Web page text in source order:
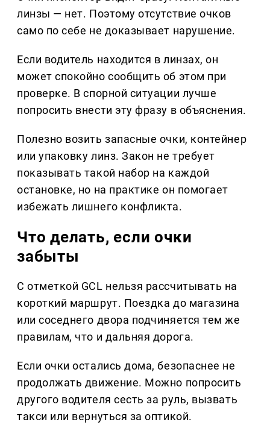
линзы — нет. Поэтому отсутствие очков
само по себе не доказывает нарушение.
Если водитель находится в линзах, он
может спокойно сообщить об этом при
проверке. В спорной ситуации лучше
попросить внести эту фразу в объяснения.
Полезно возить запасные очки, контейнер
или упаковку линз. Закон не требует
показывать такой набор на каждой
остановке, но на практике он помогает
избежать лишнего конфликта.
Что делать, если очки
забыты
С отметкой GCL нельзя рассчитывать на
короткий маршрут. Поездка до магазина
или соседнего двора подчиняется тем же
правилам, что и дальняя дорога.
Если очки остались дома, безопаснее не
продолжать движение. Можно попросить
другого водителя сесть за руль, вызвать
такси или вернуться за оптикой.